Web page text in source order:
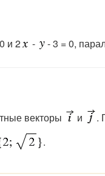
и 2 - - 3 = 0,
векторы и
.
.